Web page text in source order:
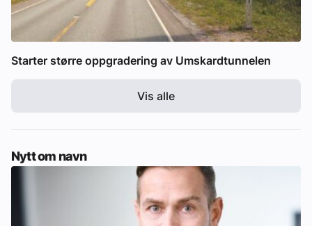
Starter større oppgradering av Umskardtunnelen
Vis alle
Nytt om navn